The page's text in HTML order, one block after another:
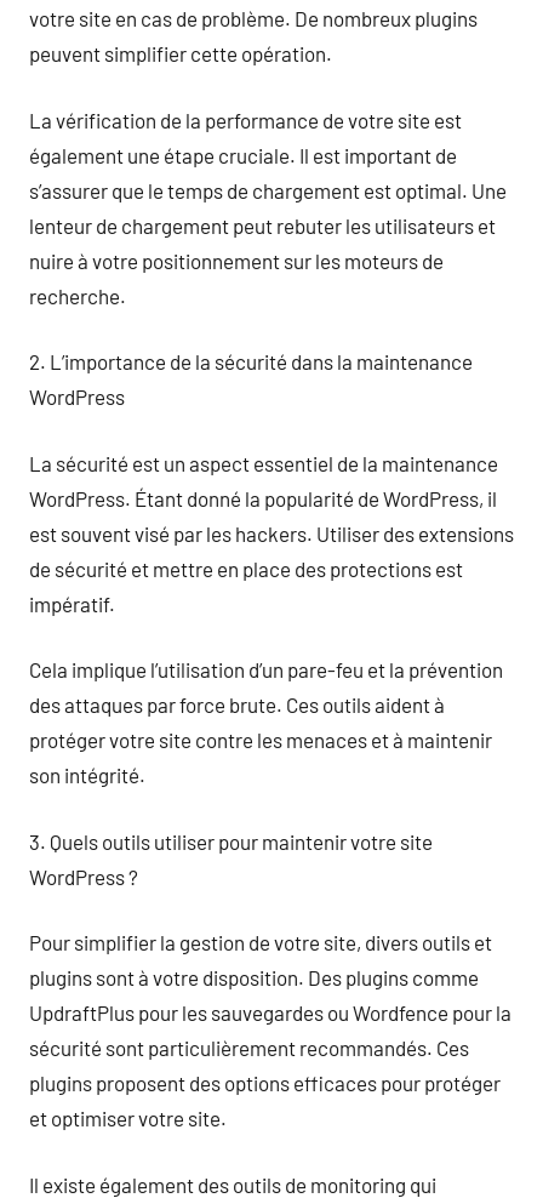
votre site en cas de problème. De nombreux plugins
peuvent simplifier cette opération.
La vérification de la performance de votre site est
également une étape cruciale. Il est important de
s’assurer que le temps de chargement est optimal. Une
lenteur de chargement peut rebuter les utilisateurs et
nuire à votre positionnement sur les moteurs de
recherche.
2. L’importance de la sécurité dans la maintenance
WordPress
La sécurité est un aspect essentiel de la maintenance
WordPress. Étant donné la popularité de WordPress, il
est souvent visé par les hackers. Utiliser des extensions
de sécurité et mettre en place des protections est
impératif.
Cela implique l’utilisation d’un pare-feu et la prévention
des attaques par force brute. Ces outils aident à
protéger votre site contre les menaces et à maintenir
son intégrité.
3. Quels outils utiliser pour maintenir votre site
WordPress ?
Pour simplifier la gestion de votre site, divers outils et
plugins sont à votre disposition. Des plugins comme
UpdraftPlus pour les sauvegardes ou Wordfence pour la
sécurité sont particulièrement recommandés. Ces
plugins proposent des options efficaces pour protéger
et optimiser votre site.
Il existe également des outils de monitoring qui